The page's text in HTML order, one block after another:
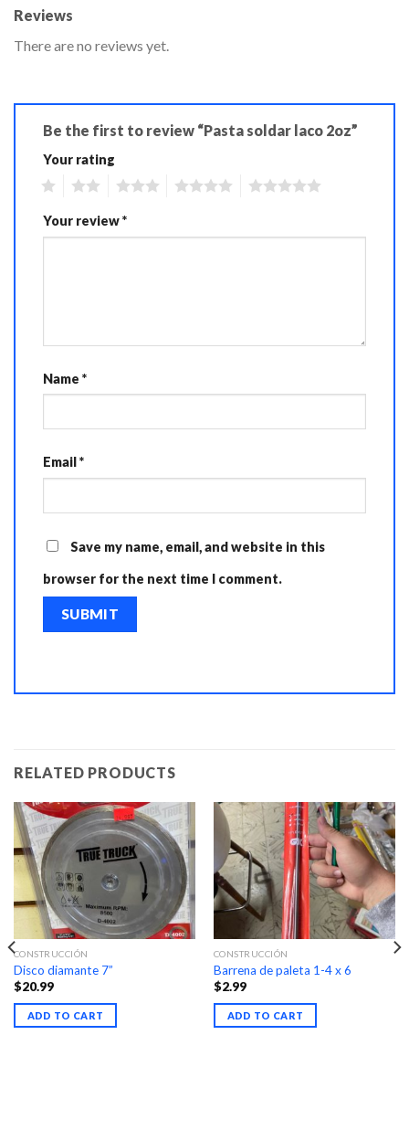
Reviews
There are no reviews yet.
Be the first to review “Pasta soldar laco 2oz”
Your rating
Your review*
Name *
Email*
Save my name, email, and website in this
browser for the next time I comment.
RELATED PRODUCTS
CONSTRUCCIÓN
Disco diamante 7”
$20.99
ADD TO CART
CONSTRUCCIÓN
Barrena de paleta 1-4 x 6
$2.99
ADD TO CART